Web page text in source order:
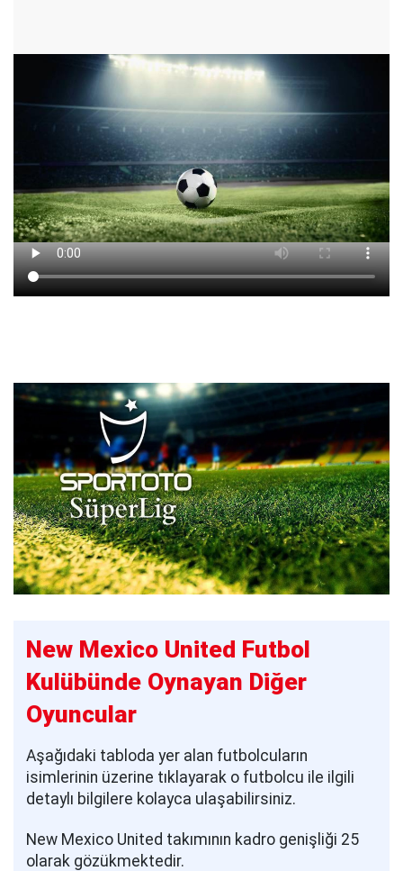
New Mexico United Futbol
Kulübünde Oynayan Diğer
Oyuncular
Aşağıdaki tabloda yer alan futbolcuların
isimlerinin üzerine tıklayarak o futbolcu ile ilgili
detaylı bilgilere kolayca ulaşabilirsiniz.
New Mexico United takımının kadro genişliği 25
olarak gözükmektedir.